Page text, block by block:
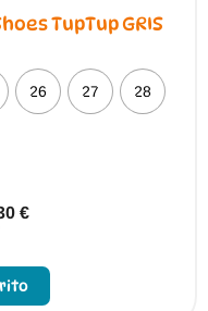
TupTup GRIS
26 27 28
€